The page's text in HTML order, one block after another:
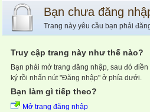
Bạn chưa đăng
Trang này yêu cầu bạn phải
Truy cập trang này như thế nào?
Bạn phải mở trang đăng nhập, sau đó
ký rồi nhấn nút "Đăng nhập" ở phía dưới.
Bạn làm gì tiếp theo?
Mở trang đăng nhập